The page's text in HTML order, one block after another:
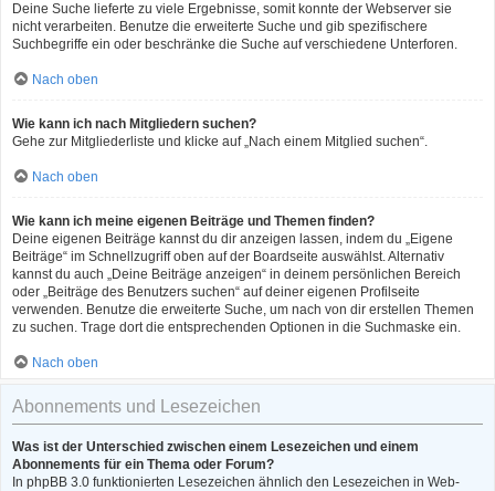
Deine Suche lieferte zu viele Ergebnisse, somit konnte der Webserver sie
nicht verarbeiten. Benutze die erweiterte Suche und gib spezifischere
Suchbegriffe ein oder beschränke die Suche auf verschiedene Unterforen.
Nach oben
Wie kann ich nach Mitgliedern suchen?
Gehe zur Mitgliederliste und klicke auf „Nach einem Mitglied suchen“.
Nach oben
Wie kann ich meine eigenen Beiträge und Themen finden?
Deine eigenen Beiträge kannst du dir anzeigen lassen, indem du „Eigene
Beiträge“ im Schnellzugriff oben auf der Boardseite auswählst. Alternativ
kannst du auch „Deine Beiträge anzeigen“ in deinem persönlichen Bereich
oder „Beiträge des Benutzers suchen“ auf deiner eigenen Profilseite
verwenden. Benutze die erweiterte Suche, um nach von dir erstellen Themen
zu suchen. Trage dort die entsprechenden Optionen in die Suchmaske ein.
Nach oben
Abonnements und Lesezeichen
Was ist der Unterschied zwischen einem Lesezeichen und einem
Abonnements für ein Thema oder Forum?
In phpBB 3.0 funktionierten Lesezeichen ähnlich den Lesezeichen in Web-